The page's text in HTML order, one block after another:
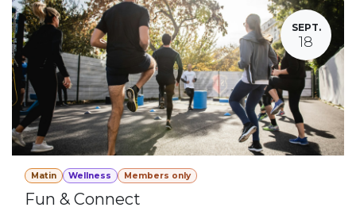
SEPT.
18
Matin Wellness Members only
Fun & Connect